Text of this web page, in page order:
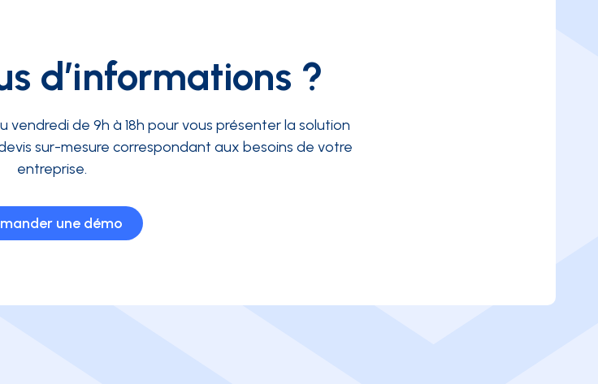
d’informations ?
vendredi de 9h à 18h pour vous présenter la solution
sur-mesure correspondant aux besoins de votre
entreprise.
une démo